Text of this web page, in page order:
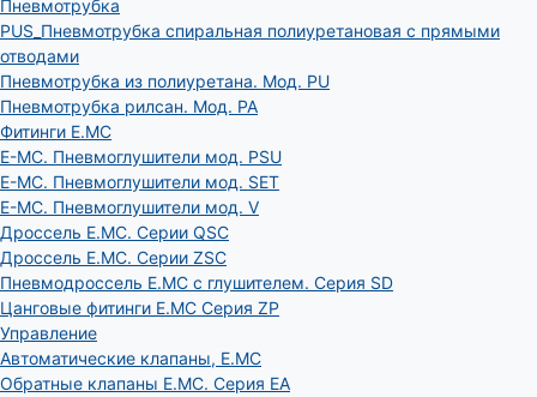
Пневмотрубка
PUS_Пневмотрубка спиральная полиуретановая с прямыми
отводами
Пневмотрубка из полиуретана. Мод. РU
Пневмотрубка рилсан. Мод. PA
Фитинги E.MC
E-MC. Пневмоглушители мод. PSU
E-MC. Пневмоглушители мод. SET
E-MC. Пневмоглушители мод. V
Дроссель E.MC. Серии QSC
Дроссель E.MC. Серии ZSC
Пневмодроссель E.MC с глушителем. Серия SD
Цанговые фитинги E.MC Серия ZP
Управление
Автоматические клапаны, Е.МС
Обратные клапаны E.MC. Серия EA